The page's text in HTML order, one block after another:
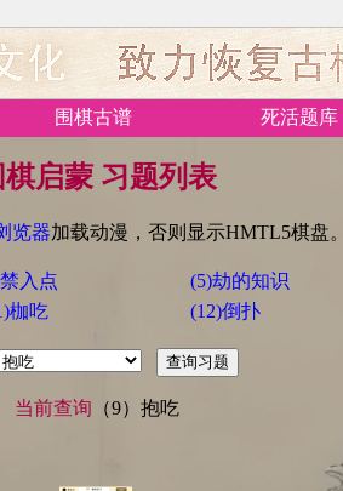
围棋古谱 死活题库
棋启蒙 习题列表
览器加载动漫，否则显示HMTL5棋盘。
入点 (5)劫的知识
枷吃 (12)倒扑
当前查询 （9）抱吃